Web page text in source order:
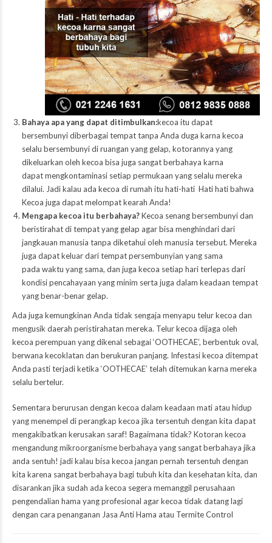
Bahaya apa yang dapat ditimbulkan:kecoa itu dapat
bersembunyi diberbagai tempat tanpa Anda duga karna kecoa
selalu bersembunyi di ruangan yang gelap, kotorannya yang
dikeluarkan oleh kecoa bisa juga sangat berbahaya karna
dapat mengkontaminasi setiap permukaan yang selalu mereka
dilalui. Jadi kalau ada kecoa di rumah itu hati-hati Hati hati bahwa
Kecoa juga dapat melompat kearah Anda!
Mengapa kecoa itu berbahaya?Kecoa senang bersembunyi dan
beristirahat di tempat yang gelap agar bisa menghindari dari
jangkauan manusia tanpa diketahui oleh manusia tersebut. Mereka
juga dapat keluar dari tempat persembunyian yang sama
pada waktu yang sama, dan juga kecoa setiap hari terlepas dari
kondisi pencahayaan yang minim serta juga dalam keadaan tempat
yang benar-benar gelap.
Ada juga kemungkinan Anda tidak sengaja menyapu telur kecoa dan
mengusik daerah peristirahatan mereka. Telur kecoa dijaga oleh
kecoa perempuan yang dikenal sebagai ‘OOTHECAE’, berbentuk oval,
berwana kecoklatan dan berukuran panjang. Infestasi kecoa ditempat
Anda pasti terjadi ketika ‘OOTHECAE’ telah ditemukan karna mereka
selalu bertelur.
Sementara berurusan dengan kecoa dalam keadaan mati atau hidup
yang menempel di perangkap kecoa jika tersentuh dengan kita dapat
mengakibatkan kerusakan saraf! Bagaimana tidak? Kotoran kecoa
mengandung mikroorganisme berbahaya yang sangat berbahaya jika
anda sentuh! jadi kalau bisa kecoa jangan pernah tersentuh dengan
kita karena sangat berbahaya bagi tubuh kita dan kesehatan kita, dan
disarankan jika sudah ada kecoa segera memanggil perusahaan
pengendalian hama yang profesional agar kecoa tidak datang lagi
dengan cara penanganan Jasa Anti Hama atau Termite Control